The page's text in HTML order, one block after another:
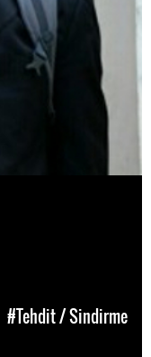
#Tehdit / Sindirme